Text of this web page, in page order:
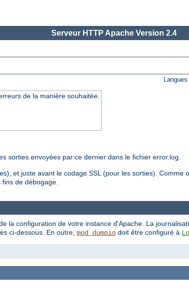
Serveur HTTP Apache Version 2.4
de la manière souhaitée.
sorties envoyées par ce dernier dans le fichier error.log.
et juste avant le codage SSL (pour les sorties). Comme
de débogage.
la configuration de votre instance d'Apache. La
ci-dessous. En outre, mod_dumpio doit être configuré à